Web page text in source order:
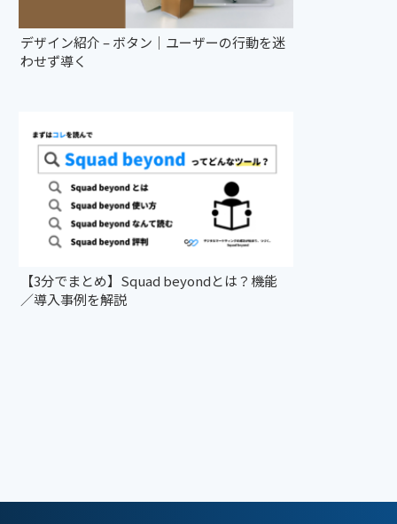
デザイン紹介 – ボタン｜ユーザーの行動を迷
わせず導く
【3分でまとめ】Squad beyondとは？機能
／導入事例を解説